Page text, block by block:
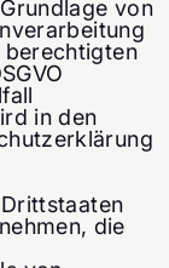
von
berechtigten
in den
die